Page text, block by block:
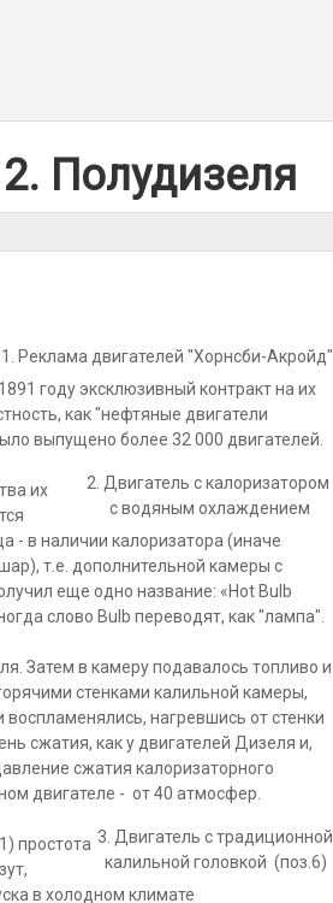
Полудизеля
1. Реклама двигателей "Хорнсби-Акройд"
году эксклюзивный контракт на их
как "нефтяные двигатели
выпущено более 32 000 двигателей.
2. Двигатель с калоризатором
с водяным охлаждением
их
- в наличии калоризатора (иначе
т.е. дополнительной камеры с
еще одно название: «Hot Bulb
слово Bulb переводят, как "лампа".
Затем в камеру подавалось топливо и
стенками калильной камеры,
нагревшись от стенки
сжатия, как у двигателей Дизеля и,
сжатия калоризаторного
двигателе - от 40 атмосфер.
3. Двигатель с традиционной
калильной головкой (поз.6)
простота
в холодном климате